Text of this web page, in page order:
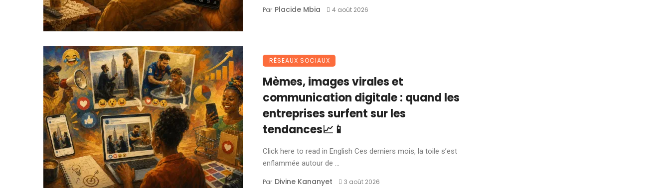
Par Placide Mbia 4 août 2026
RÉSEAUX SOCIAUX
Mèmes, images virales et
communication digitale : quand les
entreprises surfent sur les
tendances📈📱
Click here to read in English Ces derniers mois, la toile s’est
enflammée autour de ...
Par Divine Kananyet 3 août 2026